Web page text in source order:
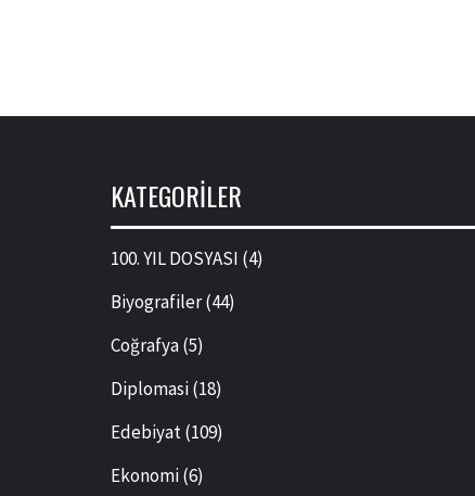
KATEGORILER
100. YIL DOSYASI (4)
Biyografiler(44)
Coğrafya(5)
Diplomasi(18)
Edebiyat(109)
Ekonomi(6)